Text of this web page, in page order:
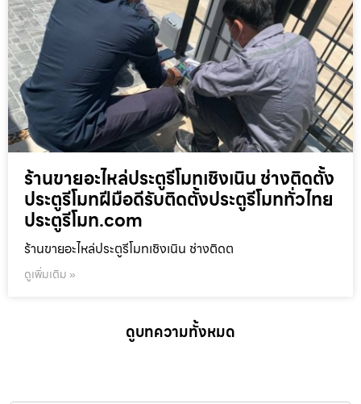
ร้านขายอะไหล่ประตูรีโมทเชิงเนิน ช่างติดตั้ง
ประตูรีโมทฝีมือดีรับติดตั้งประตูรีโมททั่วไทย
ประตูรีโมท.com
ร้านขายอะไหล่ประตูรีโมทเชิงเนิน ช่างติดต
ดูเพิ่มเติม »
ดูบทความทั้งหมด